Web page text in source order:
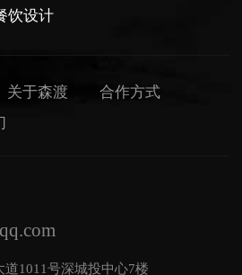
饮设计
关于森渡
合作方式
1011号深城投中心7楼